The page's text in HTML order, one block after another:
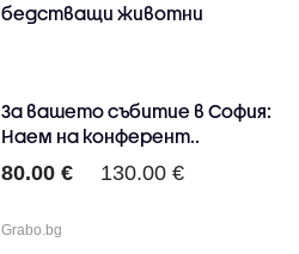
бедстващи животни
За вашето събитие в София:
Наем на конферент..
80.00 € 130.00 €
Grabo.bg